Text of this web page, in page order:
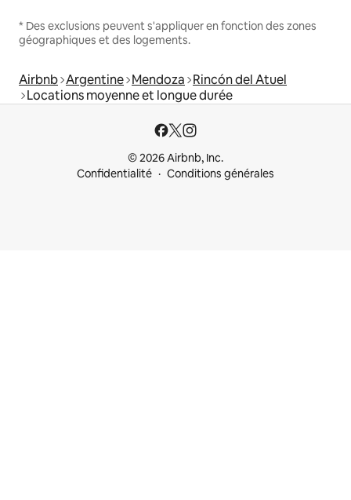
* Des exclusions peuvent s'appliquer en fonction des zones
géographiques et des logements.
Airbnb Argentine Mendoza Rincón del Atuel
Locations moyenne et longue durée
© 2026 Airbnb, Inc.
Confidentialité
Conditions générales